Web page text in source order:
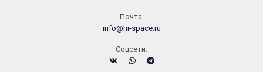
Почта:
info@hi-space.ru
Cоцсети: